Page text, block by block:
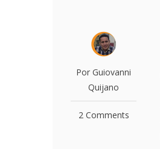
Por Guiovanni
Quijano
2 Comments